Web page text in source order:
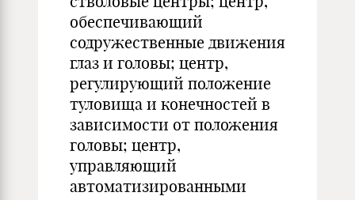
обеспечивающий
содружественные движения
глаз и головы; центр,
регулирующий положение
туловища и конечностей в
зависимости от положения
головы; центр,
управляющий
автоматизированными